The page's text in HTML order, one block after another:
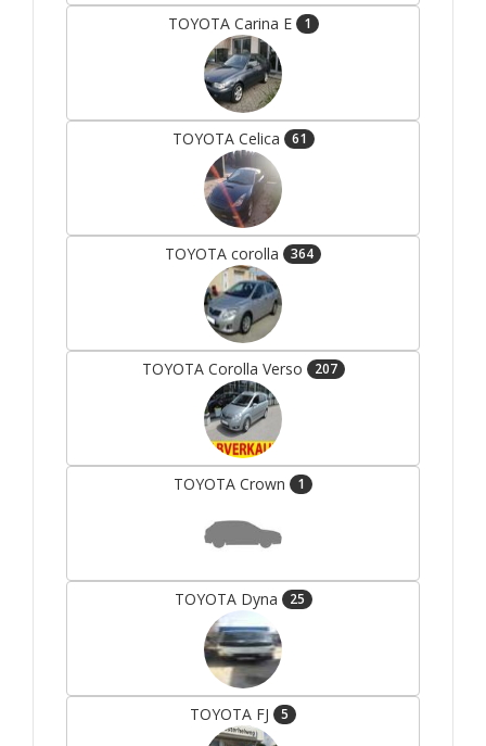
TOYOTA Carina E 1
TOYOTA Celica 61
TOYOTA corolla 364
TOYOTA Corolla Verso 207
TOYOTA Crown 1
TOYOTA Dyna 25
TOYOTA FJ 5